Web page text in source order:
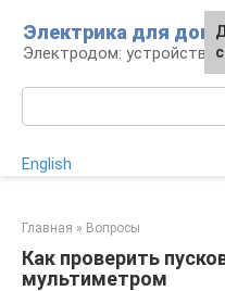
контенту
Электрика для дома
Электродом: устройства,
English
Главная » Вопросы
Как проверить
мультиметром